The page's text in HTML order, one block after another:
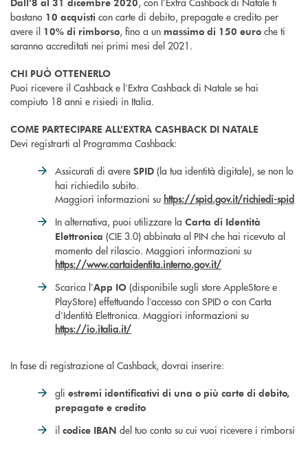
Dall’8 al 31 dicembre 2020
bastano 10 acquisti con carte di debito, prepagate e credito per
avere il 10% di rimborso, fino a un massimo di 150 euro che ti
saranno accreditati nei primi mesi del 2021.
CHI PUÒ OTTENERLO
Puoi ricevere il Cashback e l’Extra Cashback di Natale se hai
compiuto 18 anni e risiedi in Italia.
COME PARTECIPARE ALL’EXTRA CASHBACK DI NATALE
Devi registrarti al Programma Cashback:
Assicurati di avere SPID (la tua identità digitale), se non lo
hai richiedilo subito.
Maggiori informazioni su https://spid.gov.it/richiedi-spid
In alternativa, puoi utilizzare la Carta di Identità
Elettronica (CIE 3.0) abbinata al PIN che hai ricevuto al
momento del rilascio. Maggiori informazioni su
https://www.cartaidentita.interno.gov.it/
Scarica l’App IO (disponibile sugli store AppleStore e
PlayStore) effettuando l’accesso con SPID o con Carta
d’Identità Elettronica. Maggiori informazioni su
https://io.italia.it/
In fase di registrazione al Cashback, dovrai inserire:
gli estremi identificativi di una o più carte di debito,
prepagate e credito
il codice IBAN del tuo conto su cui vuoi ricevere i rimborsi